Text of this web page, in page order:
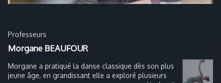
Professeurs
Morgane BEAUFOUR
Morgane a pratiqué la danse classique dès son plus
jeune âge, en grandissant elle a exploré plusieurs